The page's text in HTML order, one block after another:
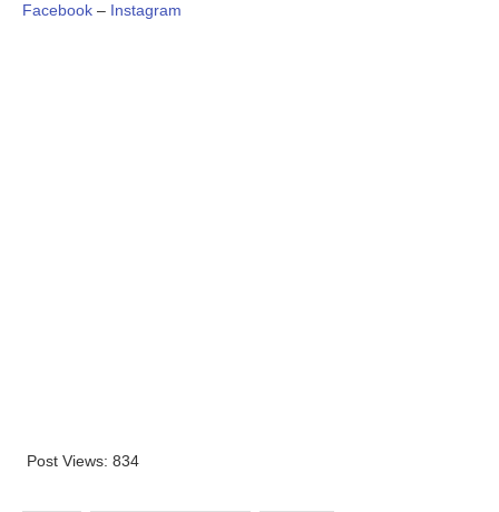
Facebook – Instagram
Post Views: 834